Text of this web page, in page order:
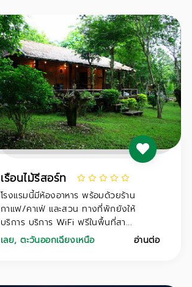
เรือนไม้รีสอร์ท
โรงแรมนี้มีห้องอาหาร พร้อมด้วยร้าน
กาแฟ/คาเฟ่ และสวน ทางที่พักยังให้
บริการ บริการ WiFi ฟรีในพื้นที่สา...
เลย,ตะวันออกเฉียงเหนือ อ่านต่อ